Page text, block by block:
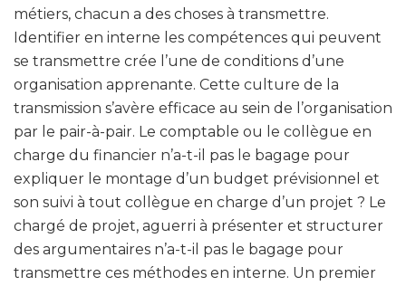
métiers, chacun a des choses à transmettre.
Identifier en interne les compétences qui peuvent
se transmettre crée l’une de conditions d’une
organisation apprenante. Cette culture de la
transmission s’avère efficace au sein de l’organisation
par le pair-à-pair. Le comptable ou le collègue en
charge du financier n’a-t-il pas le bagage pour
expliquer le montage d’un budget prévisionnel et
son suivi à tout collègue en charge d’un projet ? Le
chargé de projet, aguerri à présenter et structurer
des argumentaires n’a-t-il pas le bagage pour
transmettre ces méthodes en interne. Un premier